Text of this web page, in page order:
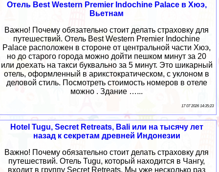
Отель Best Western Premier Indochine Palace в Хюэ,
Вьетнам
Важно! Почему обязательно стоит делать страховку для
путешествий. Отель Best Western Premier Indochine
Palace расположен в стороне от центральной части Хюэ,
но до старого города можно дойти пешком минут за 20
или доехать на такси буквально за 5 минут. Это шикарный
отель, оформленный в арикстократическом, с уклоном в
деловой стиль. Посмотреть стоимость номеров в отеле
можно . Здание …...
17 07 2026 14:35:23
Hotel Tugu, Secret Retreats, Bali или на тысячу лет
назад к секретам древней Индонезии
Важно! Почему обязательно стоит делать страховку для
путешествий. Отель Tugu, который находится в Чангу,
входит в группу Secret Retreats. Мы уже несколько раз